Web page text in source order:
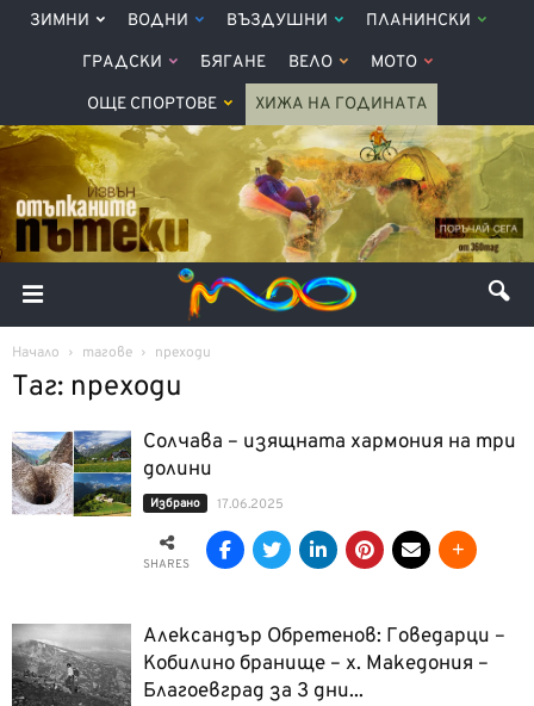
ЗИМНИ ВОДНИ ВЪЗДУШНИ ПЛАНИНСКИ
ГРАДСКИ БЯГАНЕ ВЕЛО МОТО
ОЩЕ СПОРТОВЕ ХИЖА НА ГОДИНАТА
Начало тагове преходи
Таг: преходи
Солчава – изящната хармония на три
долини
Избрано 17.06.2025
SHARES
Александър Обретенов: Говедарци –
Кобилино бранище – х. Македония –
Благоевград за 3 дни...